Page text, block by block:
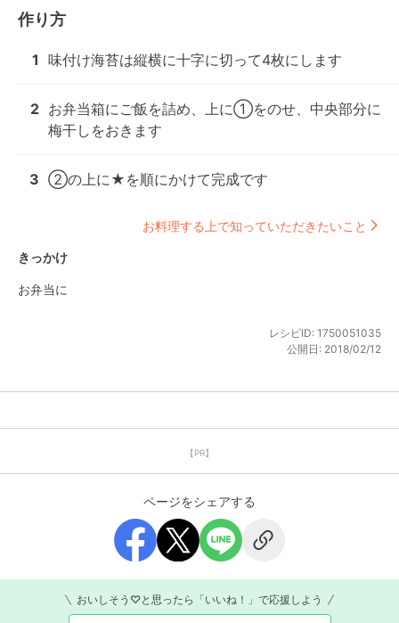
作り方
1 味付け海苔は縦横に十字に切って4枚にします
2 お弁当箱にご飯を詰め、上に①をのせ、中央部分に
梅干しをおきます
3 ②の上に★を順にかけて完成です
お料理する上で知っていただきたいこと
きっかけ
お弁当に
レシピID: 1750051035
公開日: 2018/02/12
【PR】
ページをシェアする
おいしそう♡と思ったら「いいね！」で応援しよう